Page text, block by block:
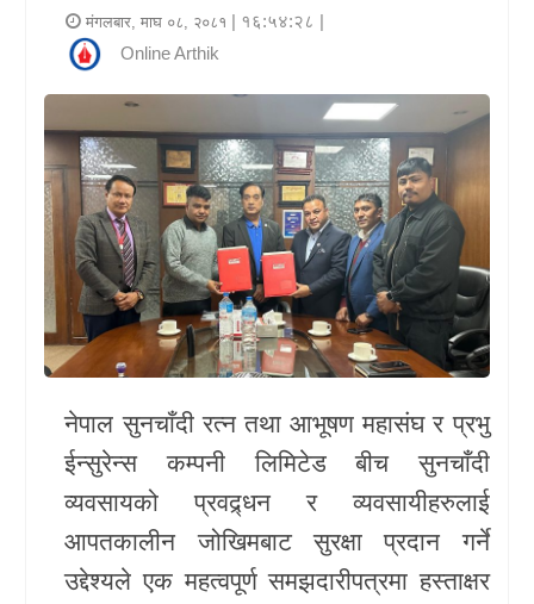
भिडियो
समाचार
सूचना
प्रविधि
शिक्षा
खेलकुद
Unicode
मंगलबार, माघ ०८, २०८१ | १६:५४:२८ |
Online Arthik
नेपाल सुनचाँदी रत्न तथा आभूषण महासंघ र प्रभु
ईन्सुरेन्स कम्पनी लिमिटेड बीच सुनचाँदी
व्यवसायको प्रवद्र्धन र व्यवसायीहरुलाई
आपतकालीन जोखिमबाट सुरक्षा प्रदान गर्ने
उद्देश्यले एक महत्वपूर्ण समझदारीपत्रमा हस्ताक्षर